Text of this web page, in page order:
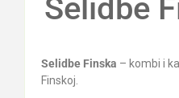
Selidbe
Selidbe Finska – kombi i
Finskoj.